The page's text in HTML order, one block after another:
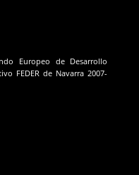
Europeo de Desarrollo
FEDER de Navarra 2007-